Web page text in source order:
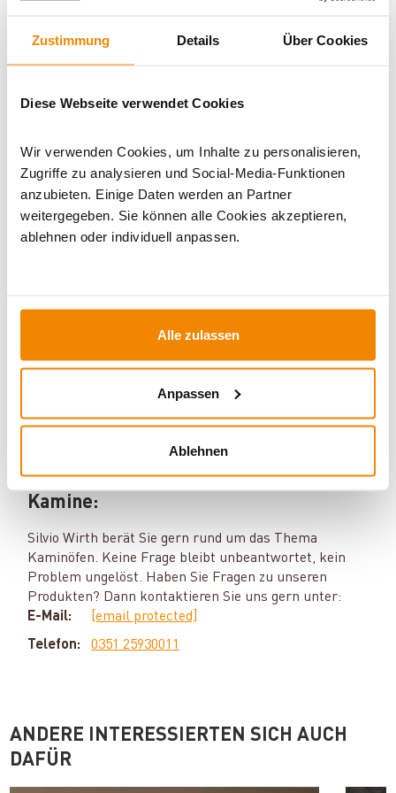
Zustimmung Details Über Cookies
Diese Webseite verwendet Cookies
Wir verwenden Cookies, um Inhalte zu personalisieren,
Zugriffe zu analysieren und Social-Media-Funktionen
anzubieten. Einige Daten werden an Partner
weitergegeben. Sie können alle Cookies akzeptieren,
ablehnen oder individuell anpassen.
Alle zulassen
Anpassen
Ablehnen
BEWERTUNGEN (0)
Artikeldatenblatt drucken Frage zum Artikel
Dieses Produkt finden Sie unter:Kaminöfen
Ihr Berater zum Thema Öfen und
Kamine:
Silvio Wirth berät Sie gern rund um das Thema
Kaminöfen. Keine Frage bleibt unbeantwortet, kein
Problem ungelöst. Haben Sie Fragen zu unseren
Produkten? Dann kontaktieren Sie uns gern unter:
E-Mail:
[email protected]
Telefon:
0351 25930011
ANDERE INTERESSIERTEN SICH AUCH
DAFÜR